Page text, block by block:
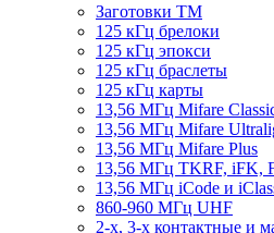
Заготовки ТМ
125 кГц брелоки
125 кГц эпокси
125 кГц браслеты
125 кГц карты
13,56 МГц Mifare
13,56 МГц Mifare
13,56 МГц Mifare Plus
13,56 МГц TKRF, iFK,
13,56 МГц iCode и
860-960 МГц UHF
2-х, 3-х контактные и